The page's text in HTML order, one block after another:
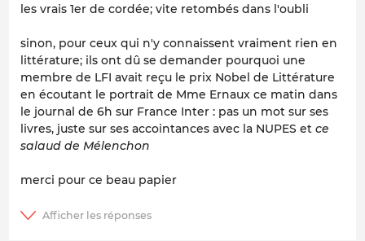
les vrais 1er de cordée; vite retombés dans l'oubli
sinon, pour ceux qui n'y connaissent vraiment rien en
littérature; ils ont dû se demander pourquoi une
membre de LFI avait reçu le prix Nobel de Littérature
en écoutant le portrait de Mme Ernaux ce matin dans
le journal de 6h sur France Inter : pas un mot sur ses
livres, juste sur ses accointances avec la NUPES et ce
salaud de Mélenchon
merci pour ce beau papier